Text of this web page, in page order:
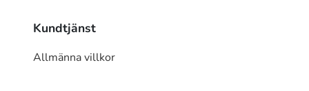
Kundtjänst
Allmänna villkor